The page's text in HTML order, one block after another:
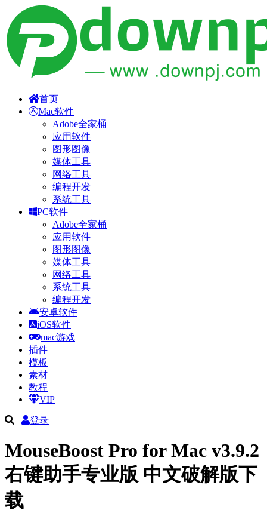
首页
Mac软件
Adobe全家桶
应用软件
图形图像
媒体工具
网络工具
编程开发
系统工具
PC软件
Adobe全家桶
应用软件
图形图像
媒体工具
网络工具
系统工具
编程开发
安卓软件
iOS软件
mac游戏
插件
模板
素材
教程
VIP
登录
MouseBoost Pro for Mac v3.9.2
右键助手专业版 中文破解版下
载